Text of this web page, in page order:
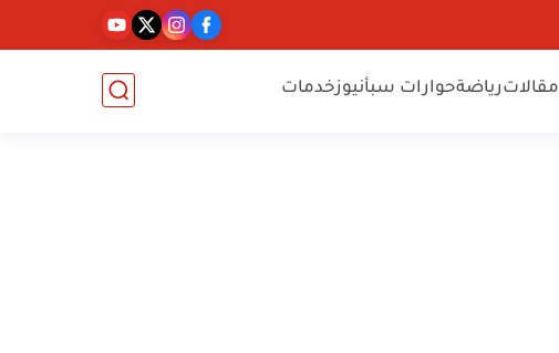
مقالاترياضةحوارات سبأنيوزخدمات